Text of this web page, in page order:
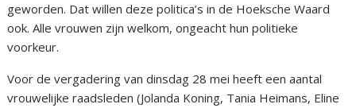
geworden. Dat willen deze politica’s in de Hoeksche Waard
ook. Alle vrouwen zijn welkom, ongeacht hun politieke
voorkeur.
Voor de vergadering van dinsdag 28 mei heeft een aantal
vrouwelijke raadsleden (Jolanda Koning, Tania Heimans, Eline